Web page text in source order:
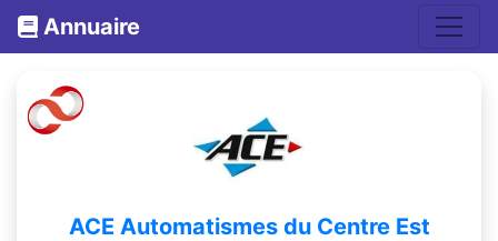
Annuaire
ACE Automatismes du Centre Est